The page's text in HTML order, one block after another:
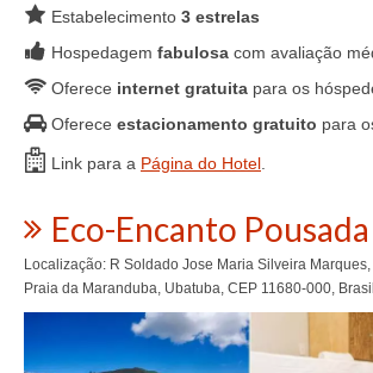
Estabelecimento 3 estrelas
Hospedagem fabulosa com avaliação
Oferece internet gratuita para os
Oferece estacionamento gratuito para
Link para a Página do Hotel
Eco-Encanto Pousada
Localização: R Soldado Jose Maria Silveira
Praia da Maranduba, Ubatuba, CEP 11680-000, Brasil